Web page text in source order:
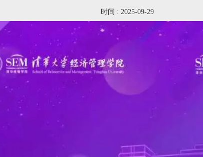
时间 : 2025-09-29